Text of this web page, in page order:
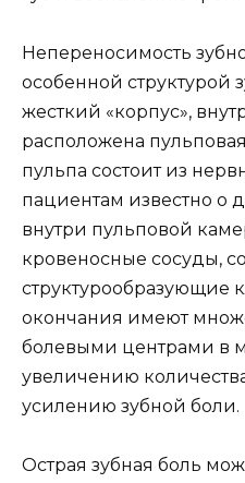
Непереносимость
особенной структурой
жесткий «корпус»,
расположена
пульпа состоит из
пациентам известно о
внутри пульповой
кровеносные сосуды,
структурообразующие
окончания имеют
болевыми центрами в
увеличению
усилению зубной боли.
Острая зубная боль